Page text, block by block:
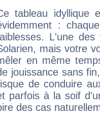
tableau idyllique
:
L'une
mais votre
en même
jouissance sans
de conduire
parfois à la soif
des cas